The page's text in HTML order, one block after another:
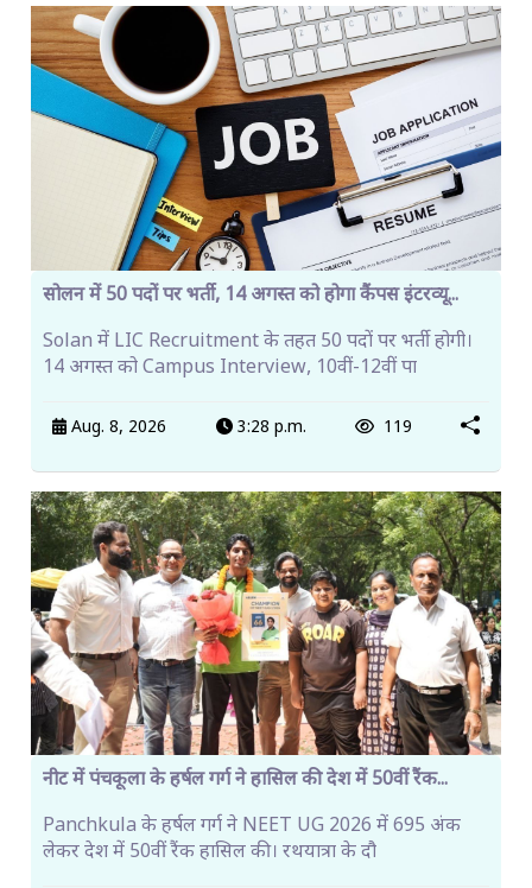
सोलन में 50 पदों पर भर्ती, 14 अगस्त को होगा कैंपस इंटरव्यू...
Solan में LIC Recruitment के तहत 50 पदों पर भर्ती होगी।
14 अगस्त को Campus Interview, 10वीं-12वीं पा
Aug. 8, 2026 3:28 p.m. 119
नीट में पंचकूला के हर्षल गर्ग ने हासिल की देश में 50वीं रैंक...
Panchkula के हर्षल गर्ग ने NEET UG 2026 में 695 अंक
लेकर देश में 50वीं रैंक हासिल की। रथयात्रा के दौ